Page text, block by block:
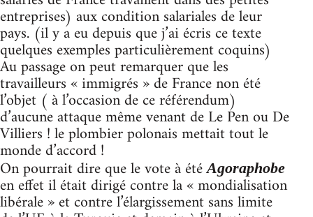
entreprises) aux condition salariales de leur
pays. (il y a eu depuis que j’ai écris ce texte
quelques exemples particulièrement coquins)
Au passage on peut remarquer que les
travailleurs « immigrés » de France non été
l’objet ( à l’occasion de ce référendum)
d’aucune attaque même venant de Le Pen ou De
Villiers ! le plombier polonais mettait tout le
monde d’accord !
On pourrait dire que le vote à étéAgoraphobe
en effet il était dirigé contre la « mondialisation
libérale » et contre l’élargissement sans limite